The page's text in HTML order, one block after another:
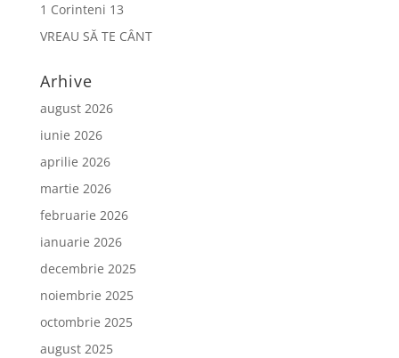
1 Corinteni 13
VREAU SĂ TE CÂNT
Arhive
august 2026
iunie 2026
aprilie 2026
martie 2026
februarie 2026
ianuarie 2026
decembrie 2025
noiembrie 2025
octombrie 2025
august 2025